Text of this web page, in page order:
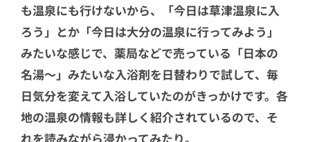
も温泉にも行けないから、「今日は草津温泉に入
ろう」とか「今日は大分の温泉に行ってみよう」
みたいな感じで、薬局などで売っている「日本の
名湯～」みたいな入浴剤を日替わりで試して、毎
日気分を変えて入浴していたのがきっかけです。各
地の温泉の情報も詳しく紹介されているので、そ
れを読みながら浸かってみたり。